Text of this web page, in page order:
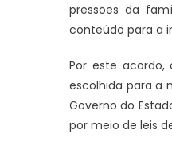
pressões da
conteúdo para a
Por este acordo,
escolhida para a
Governo do
por meio de leis